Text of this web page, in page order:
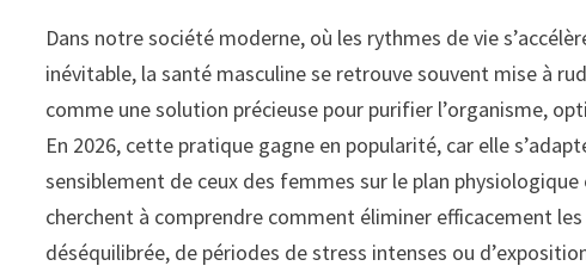
Dans notre société moderne, où les rythmes de vie
inévitable, la santé masculine se retrouve souvent mise à
comme une solution précieuse pour purifier l’organisme,
En 2026, cette pratique gagne en popularité, car elle
sensiblement de ceux des femmes sur le plan
cherchent à comprendre comment éliminer efficacement
déséquilibrée, de périodes de stress intenses ou